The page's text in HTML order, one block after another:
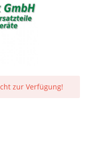
zur Verfügung!